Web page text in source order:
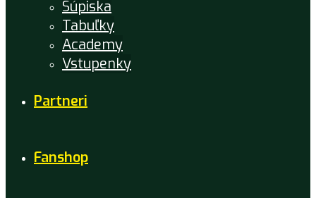
Súpiska
Tabuľky
Academy
Vstupenky
Partneri
Fanshop